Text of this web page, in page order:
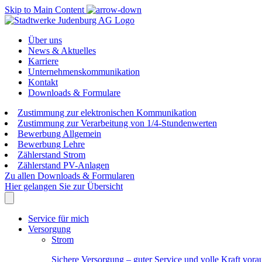
Skip to Main Content
Über uns
News & Aktuelles
Karriere
Unternehmenskommunikation
Kontakt
Downloads & Formulare
Zustimmung zur elektronischen Kommunikation
Zustimmung zur Verarbeitung von 1/4-Stundenwerten
Bewerbung Allgemein
Bewerbung Lehre
Zählerstand Strom
Zählerstand PV-Anlagen
Zu allen Downloads & Formularen
Hier gelangen Sie zur Übersicht
Service für mich
Versorgung
Strom
Sichere Versorgung – guter Service und volle Kraft